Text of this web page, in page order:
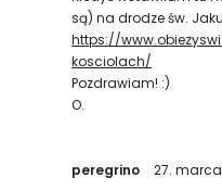
są) na drodze św.
https://
kosciolach/
Pozdrawiam! :)
O.
peregrino
27. marca